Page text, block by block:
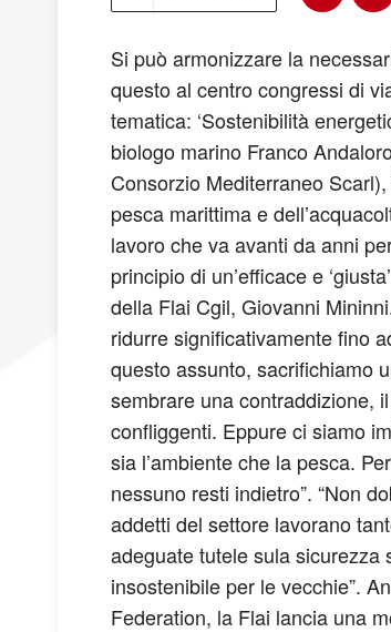
Si può armonizzare la
questo al centro congressi di
tematica: ‘Sostenibilità
biologo marino Franco
Consorzio Mediterraneo
pesca marittima e
lavoro che va avanti da anni
principio di un’efficace e
della Flai Cgil, Giovanni
ridurre significativamente fino
questo assunto, sacrifichiamo
sembrare una contraddizione,
confliggenti. Eppure ci siamo
sia l’ambiente che la pesca.
nessuno resti indietro”. “Non
addetti del settore lavorano
adeguate tutele sula
insostenibile per le vecchie”.
Federation, la Flai lancia una